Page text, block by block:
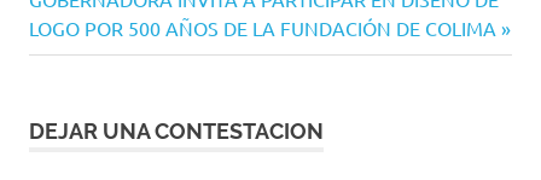
entradas
entrada:
LOGO POR 500 AÑOS DE LA FUNDACIÓN DE COLIMA
DEJAR UNA CONTESTACION